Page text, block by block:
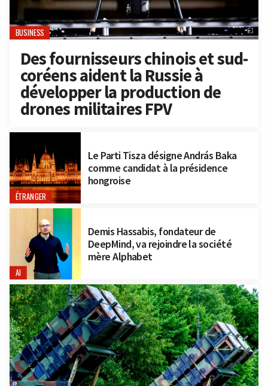
BUSINESS
Des fournisseurs chinois et sud-
coréens aident la Russie à
développer la production de
drones militaires FPV
ÉTRANGER
Le Parti Tisza désigne András Baka
comme candidat à la présidence
hongroise
AI
Demis Hassabis, fondateur de
DeepMind, va rejoindre la société
mère Alphabet